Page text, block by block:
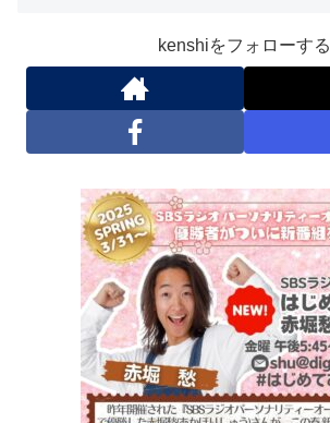
kenshiをフォローする